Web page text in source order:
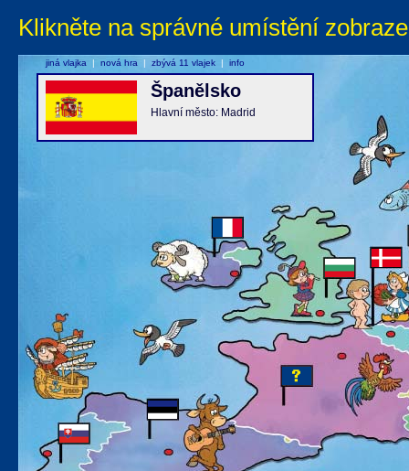
Klikněte na správné umístění
Španělsko
Hlavní město: Madrid
jiná vlajka | nová hra | zbývá 11 vlajek | info